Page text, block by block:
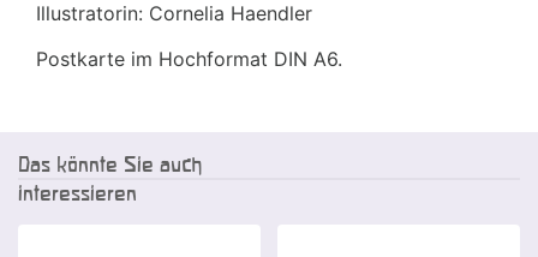
Illustratorin: Cornelia Haendler
Postkarte im Hochformat DIN A6.
Das könnte Sie auch
interessieren